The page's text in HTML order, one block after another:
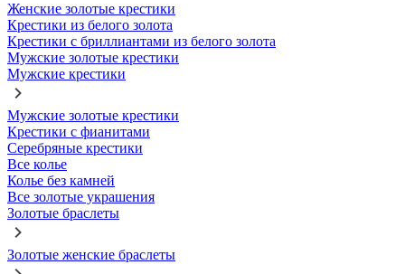
Женские золотые крестики
Крестики из белого золота
Крестики с бриллиантами из белого золота
Мужские золотые крестики
Мужские крестики
Мужские золотые крестики
Крестики с фианитами
Серебряные крестики
Все колье
Колье без камней
Все золотые украшения
Золотые браслеты
Золотые женские браслеты